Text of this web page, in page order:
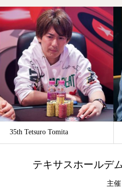
35th Tetsuro Tomita
テキサスホールデ
主催